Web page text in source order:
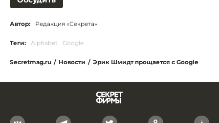
Автор: Редакция «Секрета»
Теги: Alphabet Google
Secretmag.ru / Новости / Эрик Шмидт прощается с Google